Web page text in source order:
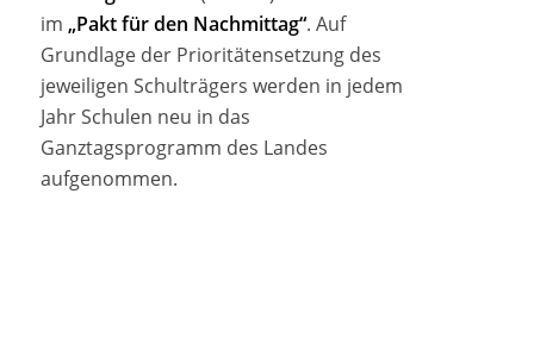
im „Pakt für den Nachmittag“. Auf
Grundlage der Prioritätensetzung des
jeweiligen Schulträgers werden in jedem
Jahr Schulen neu in das
Ganztagsprogramm des Landes
aufgenommen.